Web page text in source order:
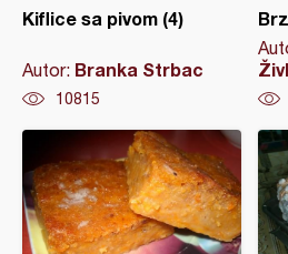
Kiflice sa pivom (4)
Autor: Branka Strbac
10815